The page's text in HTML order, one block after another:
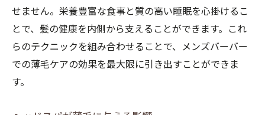
せません。栄養豊富な食事と質の高い睡眠を心掛けるこ
とで、髪の健康を内側から支えることができます。これ
らのテクニックを組み合わせることで、メンズバーバー
での薄毛ケアの効果を最大限に引き出すことができま
す。